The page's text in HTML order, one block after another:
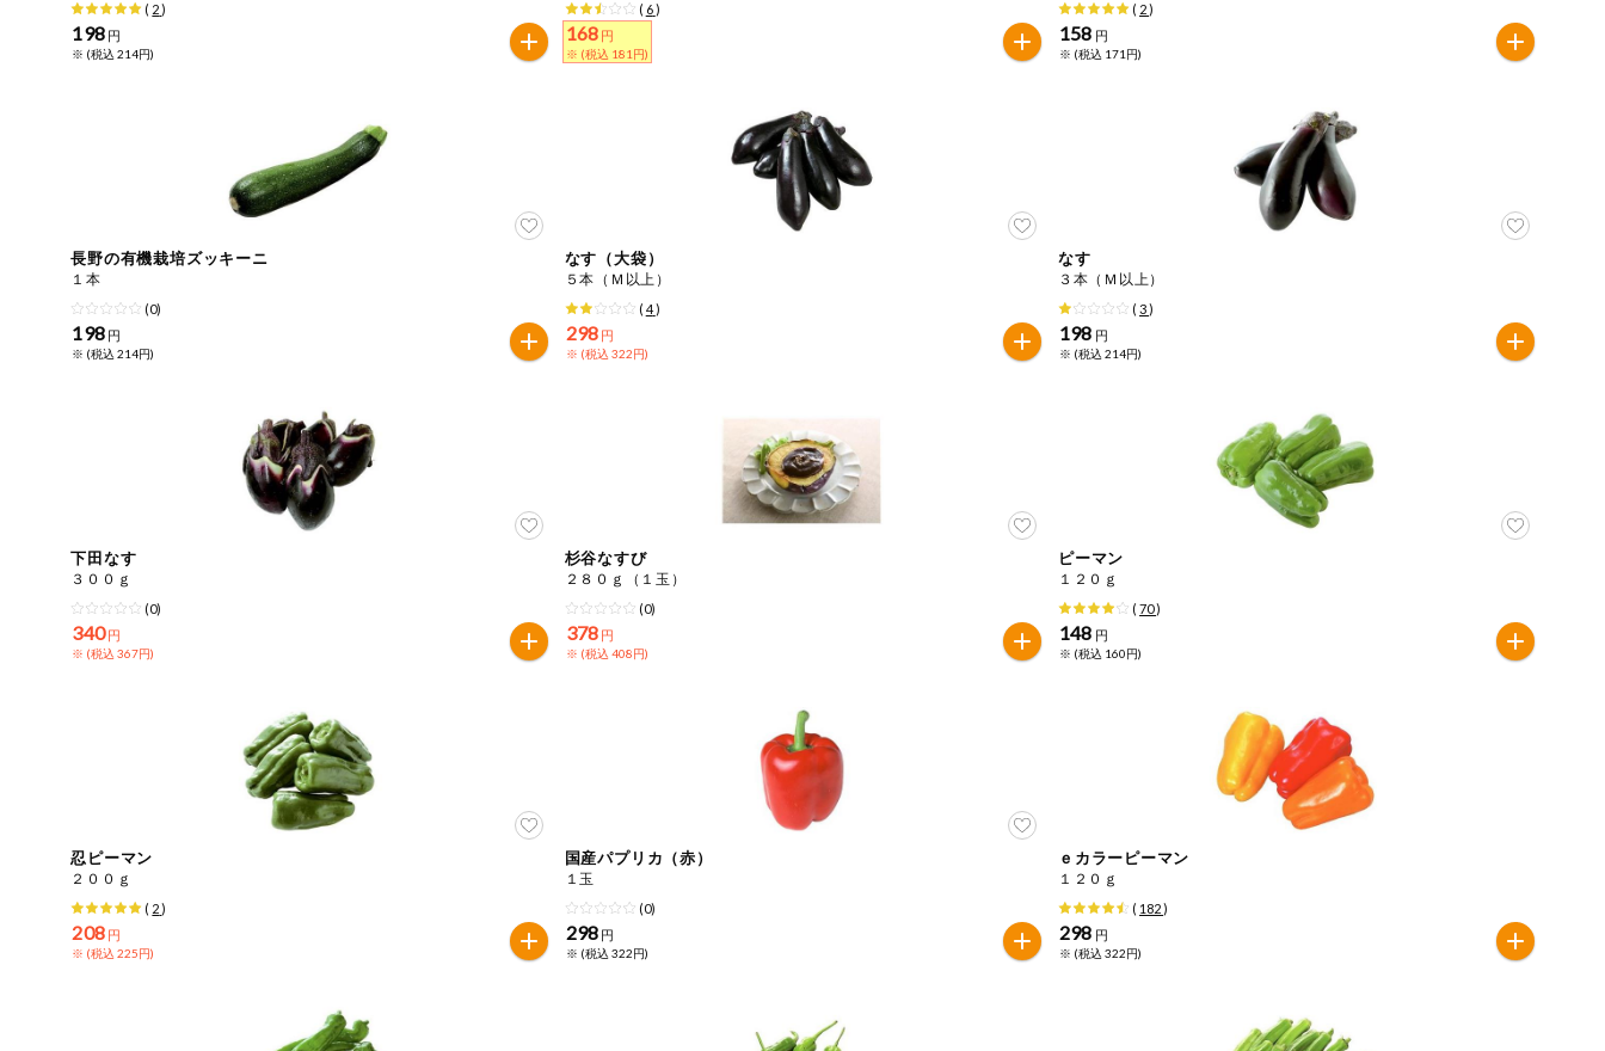
健康志向食品 ( 2)
198 円
※ (税込 214円)
( 6)
168 円
※ (税込 181円)
( 2)
158 円
※ (税込 171円)
長野の有機栽培ズッキーニ
１本
(0)
198 円
※ (税込 214円)
なす（大袋）
５本（Ｍ以上）
( 4)
298 円
※ (税込 322円)
なす
３本（Ｍ以上）
(3)
198 円
※ (税込 214円)
下田なす
３００ｇ
(0)
340 円
※ (税込 367円)
杉谷なすび
２８０ｇ（１玉）
(0)
378 円
※ (税込 408円)
ピーマン
１２０ｇ
(70)
148 円
※ (税込 160円)
忍ピーマン
２００ｇ
( 2)
208 円
※ (税込 225円)
国産パプリカ（赤）
１玉
(0)
298 円
※ (税込 322円)
ｅカラーピーマン
１２０ｇ
( 182)
298 円
※ (税込 322円)